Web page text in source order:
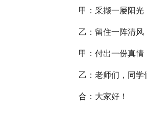
甲：采撷一屡阳光
乙：留住一阵清风
甲：付出一份真情
乙：老师们，同学
合：大家好！